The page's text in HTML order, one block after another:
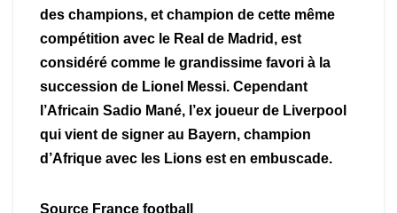
des champions, et champion de cette même
compétition avec le Real de Madrid, est
considéré comme le grandissime favori à la
succession de Lionel Messi. Cependant
l’Africain Sadio Mané, l’ex joueur de Liverpool
qui vient de signer au Bayern, champion
d’Afrique avec les Lions est en embuscade.
Source France football